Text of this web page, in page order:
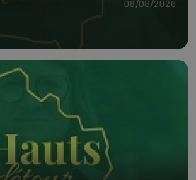
08/08/2026